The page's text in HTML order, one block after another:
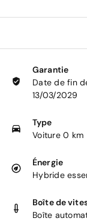
Garantie
Date de fin
13/03/2029
Type
Voiture 0 km
Énergie
Hybride
Boîte de
Boîte